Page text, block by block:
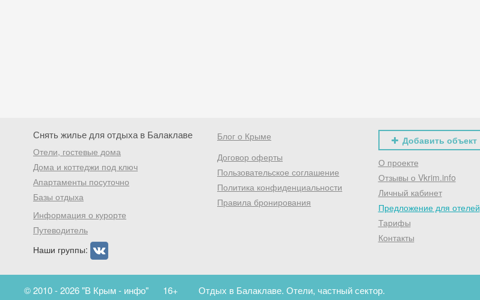
Снять жилье для отдыха в Балаклаве
Отели, гостевые дома
Дома и коттеджи под ключ
Апартаменты посуточно
Базы отдыха
Информация о курорте
Путеводитель
Наши группы:
Блог о Крыме
Договор оферты
Пользовательское соглашение
Политика конфиденциальности
Правила бронирования
Добавить объект
О проекте
Отзывы о Vkrim.info
Личный кабинет
Предложение для отелей
Тарифы
Контакты
© 2010 - 2026 "В Крым - инфо" 16+ Отдых в Балаклаве. Отели, частный сектор.